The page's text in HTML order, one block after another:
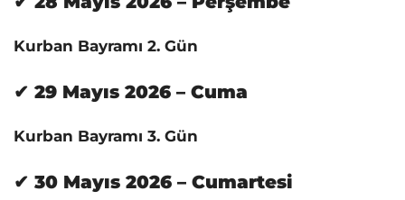
Kurban Bayramı 2. Gün
✔ 29 Mayıs 2026 – Cuma
Kurban Bayramı 3. Gün
✔ 30 Mayıs 2026 – Cumartesi